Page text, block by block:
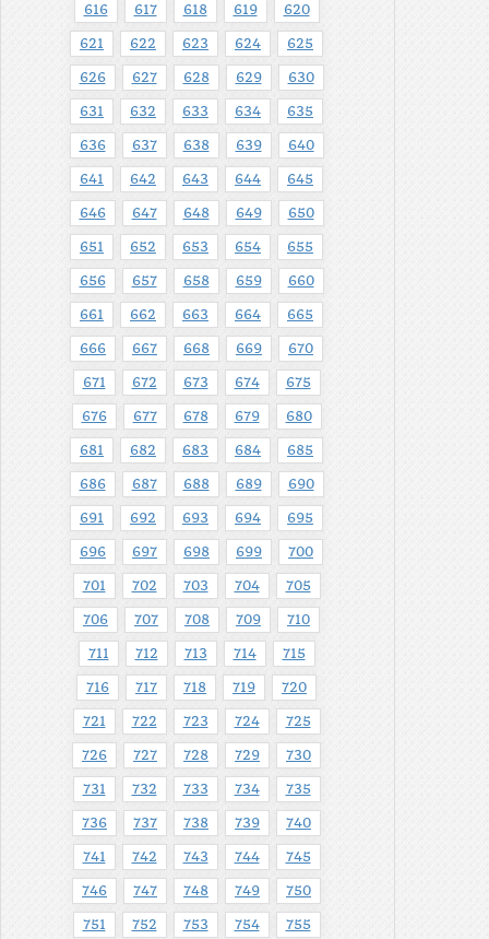
616 617 618 619 620
621 622 623 624 625
626 627 628 629 630
631 632 633 634 635
636 637 638 639 640
641 642 643 644 645
646 647 648 649 650
651 652 653 654 655
656 657 658 659 660
661 662 663 664 665
666 667 668 669 670
671 672 673 674 675
676 677 678 679 680
681 682 683 684 685
686 687 688 689 690
691 692 693 694 695
696 697 698 699 700
701 702 703 704 705
706 707 708 709 710
711 712 713 714 715
716 717 718 719 720
721 722 723 724 725
726 727 728 729 730
731 732 733 734 735
736 737 738 739 740
741 742 743 744 745
746 747 748 749 750
751 752 753 754 755